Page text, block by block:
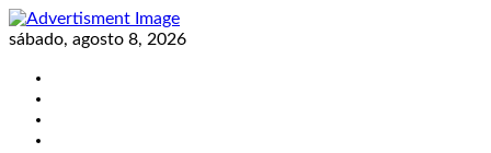
Skip
to
sábado, agosto 8, 2026